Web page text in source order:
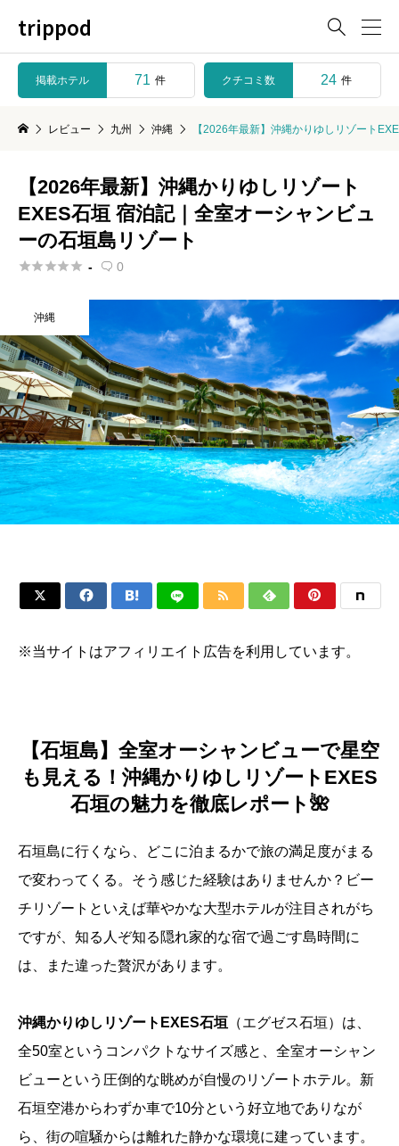
trippod 
掲載ホテル 71 件 クチコミ数 24 件
レビュー 九州 沖縄 【2026年最新】沖縄かりゆしリゾート
【2026年最新】沖縄かりゆしリゾート
EXES石垣 宿泊記｜全室オーシャンビュ
ーの石垣島リゾート
 -  0
沖縄
     
※当サイトはアフィリエイト広告を利用しています。
【石垣島】全室オーシャンビューで星空
も見える！沖縄かりゆしリゾートEXES
石垣の魅力を徹底レポート🌺
石垣島に行くなら、どこに泊まるかで旅の満足度がまる
で変わってくる。そう感じた経験はありませんか？ビー
チリゾートといえば華やかな大型ホテルが注目されがち
ですが、知る人ぞ知る隠れ家的な宿で過ごす島時間に
は、また違った贅沢があります。
沖縄かりゆしリゾートEXES石垣 （エグゼス石垣）は、
全50室というコンパクトなサイズ感と、全室オーシャン
ビューという圧倒的な眺めが自慢のリゾートホテル。新
石垣空港からわずか車で10分という好立地でありなが
ら、街の喧騒からは離れた静かな環境に建っています。